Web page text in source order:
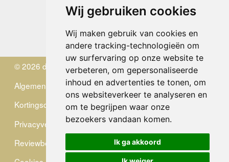
Wij gebruiken cookies
Wij maken gebruik van cookies en
andere tracking-technologieën om
uw surfervaring op onze website te
verbeteren, om gepersonaliseerde
inhoud en advertenties te tonen, om
ons websiteverkeer te analyseren en
om te begrijpen waar onze
bezoekers vandaan komen.
Ik ga akkoord
Donderdag
10.00 - 12.30 en 13.30 - 17.00
Vrijdag 10.00 - 12.30 en 13.30 - 17.00
Zaterdag
gesloten
Zondag gesloten
© 2026 de Zwerver
Algemene Voorwaarden
Kortingscode
Privacyverklaring
Reviewbeleid